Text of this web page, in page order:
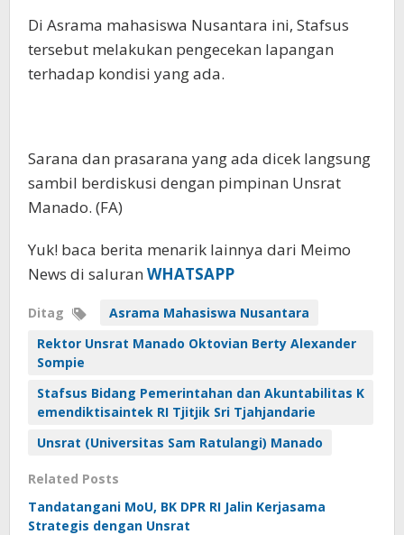
Di Asrama mahasiswa Nusantara ini, Stafsus
tersebut melakukan pengecekan lapangan
terhadap kondisi yang ada.
Sarana dan prasarana yang ada dicek langsung
sambil berdiskusi dengan pimpinan Unsrat
Manado. (FA)
Yuk! baca berita menarik lainnya dari Meimo
News di saluran WHATSAPP
Ditag
Asrama Mahasiswa Nusantara
Rektor Unsrat Manado Oktovian Berty Alexander
Sompie
Stafsus Bidang Pemerintahan dan Akuntabilitas K
emendiktisaintek RI Tjitjik Sri Tjahjandarie
Unsrat (Universitas Sam Ratulangi) Manado
Related Posts
Tandatangani MoU, BK DPR RI Jalin Kerjasama
Strategis dengan Unsrat